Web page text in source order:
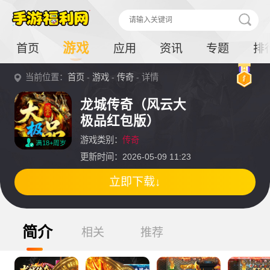
首页 游戏 应用 资讯 专题 排
当前位置：首页 -游戏 -传奇 - 详情
满18+周岁
龙城传奇（风云大
极品红包版）
游戏类别： 传奇
更新时间：2026-05-09 11:23
立即下载↓
简介 相关 推荐